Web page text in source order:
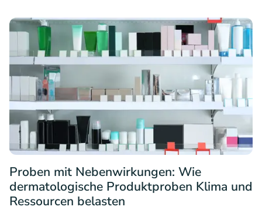
Proben mit Nebenwirkungen: Wie
dermatologische Produktproben Klima und
Ressourcen belasten